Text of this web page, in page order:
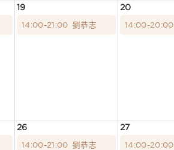
19 20
14:00-21:00 劉恭志 14:00-20:00
26 27
14:00-21:00 劉恭志 14:00-20:00